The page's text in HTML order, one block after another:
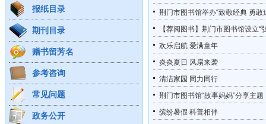
报纸目录
期刊目录
赠书留芳名
参考咨询
常见问题
政务公开
荆门市图书馆举办“致敬经典 勇敢
【荐阅图书】荆门市图书馆设立
欢乐启航 爱满童年
炎炎夏日 风扇来袭
清洁家园 同力同行
荆门市图书馆“故事妈妈”分享主
缤纷暑假 科普相伴